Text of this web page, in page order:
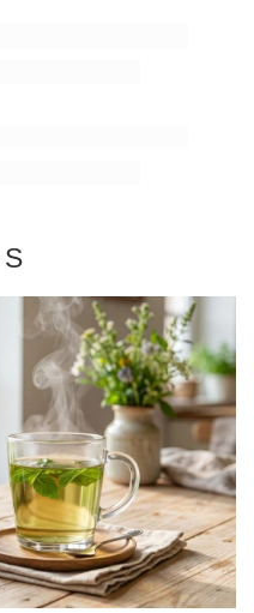
en toepassing. Waar
je het?
uit het medicijnkastje,
Munt is
planten ter wereld,
om zijn karakteristieke